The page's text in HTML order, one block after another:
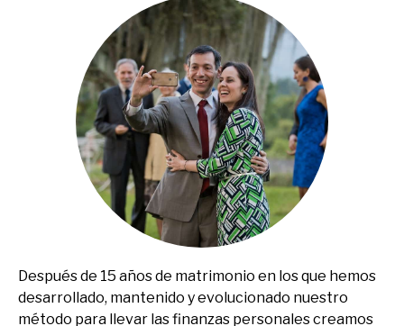
Después de 15 años de matrimonio en los que hemos
desarrollado, mantenido y evolucionado nuestro
método para llevar las finanzas personales creamos